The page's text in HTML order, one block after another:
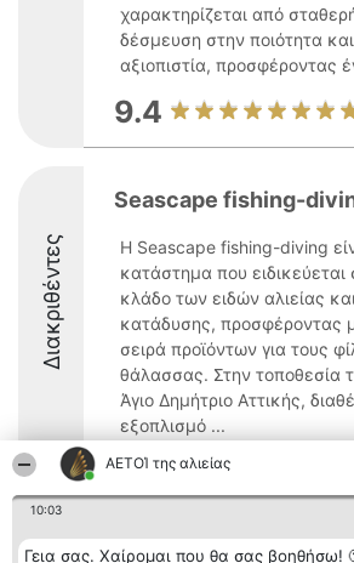
ΑΕΤΟΊ της αλιείας
10:03
Γεια σας. Χαίρομαι που θα σας βοηθήσω!
χαρακτηρίζεται από
δέσμευση στην ποιότητα
αξιοπιστία, προσφέροντας
9.4
Διακριθέντες
Seascape fishing-
Η Seascape fishing-diving
κατάστημα που ειδικεύεται
κλάδο των ειδών αλιείας και
κατάδυσης, προσφέροντας
σειρά προϊόντων για τους
θάλασσας. Στην τοποθεσία
Άγιο Δημήτριο Αττικής,
εξοπλισμό ...
9.8
Διοργανωτής της Κατάταξη